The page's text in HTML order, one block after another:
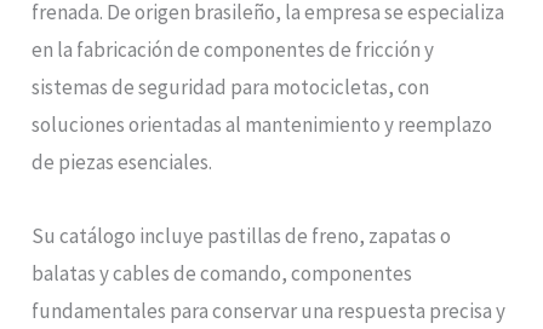
frenada. De origen brasileño, la empresa se especializa
en la fabricación de componentes de fricción y
sistemas de seguridad para motocicletas, con
soluciones orientadas al mantenimiento y reemplazo
de piezas esenciales.
Su catálogo incluye pastillas de freno, zapatas o
balatas y cables de comando, componentes
fundamentales para conservar una respuesta precisa y